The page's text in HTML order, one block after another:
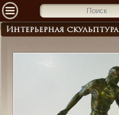
Интерьерная скульптура